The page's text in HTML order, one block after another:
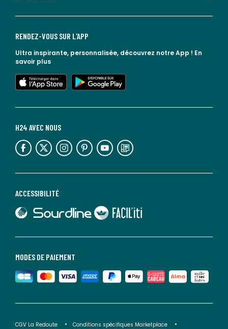
MODES DE PAIEMENT
ACCESSIBILITÉ
lien vers Faciliti
H24 AVEC NOUS
lien vers l'espace réseaux sociaux lien vers l'espace réseaux sociaux lien vers l'espace réseaux sociaux lien vers l'espace réseaux sociaux lien vers l'espace réseaux sociaux lien vers le blog la redoute
RENDEZ-VOUS SUR L'APP
Ultra inspirante, personnalisée, découvrez notre App ! En
savoir plus
lien vers l'app store
lien vers google play
CGV La Redoute Conditions spécifiques Marketplace